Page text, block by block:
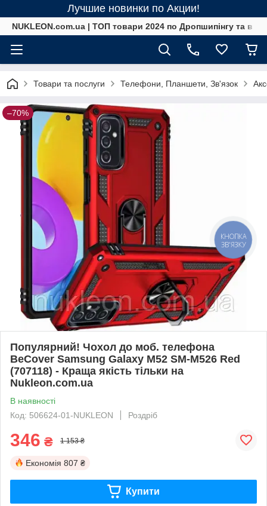
Лучшие новинки по Акции!
NUKLEON.com.ua | ТОП товари 2024 по Дропшипінгу та в
Товари та послуги Телефони, Планшети, Зв'язок
–70%
Популярний! Чохол до моб. телефона
BeCover Samsung Galaxy M52 SM-M526 Red
(707118) - Краща якість тільки на
Nukleon.com.ua
В наявності
Код: 506624-01-NUKLEON
Роздріб
346 ₴ 1 153 ₴
Економія 807 ₴
Купити
КНОПКА
ЗВ'ЯЗКУ